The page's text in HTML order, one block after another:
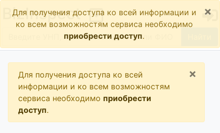
BizInspect
Для получения доступа ко всей информации и
ко всем возможностям сервиса необходимо
приобрести доступ.
×
Для получения доступа ко всей
информации и ко всем возможностям
сервиса необходимо приобрести
доступ.
×